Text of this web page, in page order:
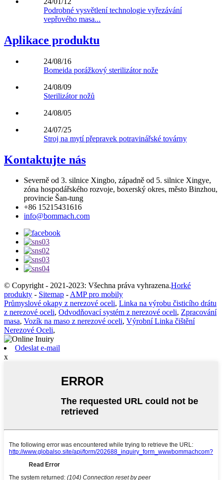
Podrobné vysvětlení technologie vyřezávání
vepřového masa...
Aplikace produktu
24/08/16
Bomeida porážkový sterilizátor nože
24/08/09
Sterilizátor nožů
24/08/05
24/07/25
Stroj na mytí přepravek potravinářské továrny
Kontaktujte nás
Severně od 3. silnice Xingbo, západně od 5. silnice Xingye,
zóna hospodářského rozvoje, boxerský okres, město Binzhou,
provincie Šan-tung
+86 15215431616
info@bommach.com
© Copyright - 2021-2023: Všechna práva vyhrazena.Horké
produkty - Sitemap -AMP pro mobily
Průmyslové okapy z nerezové oceli, Linka na výrobu čisticího drátu
z nerezové oceli, Odvodňovací systém z nerezové oceli, Zpracování
masa, Vozík na maso z nerezové oceli, Výrobní Linka čištění
Nerezové Oceli,
Odeslat e-mail
x